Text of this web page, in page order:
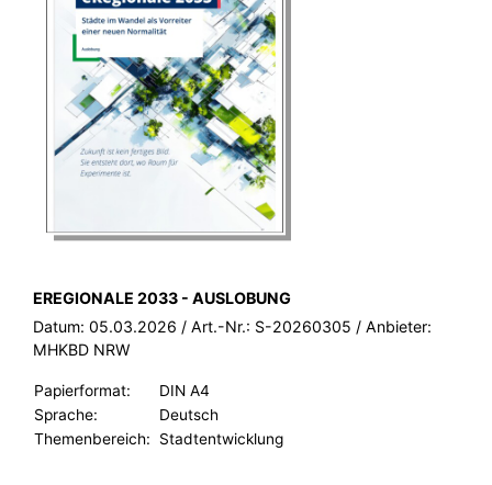
BROSCHÜRE:
EREGIONALE 2033 - AUSLOBUNG
Datum: 05.03.2026 / Art.-Nr.: S-20260305 / Anbieter:
MHKBD NRW
Papierformat:
DIN A4
Sprache:
Deutsch
Themenbereich:
Stadtentwicklung